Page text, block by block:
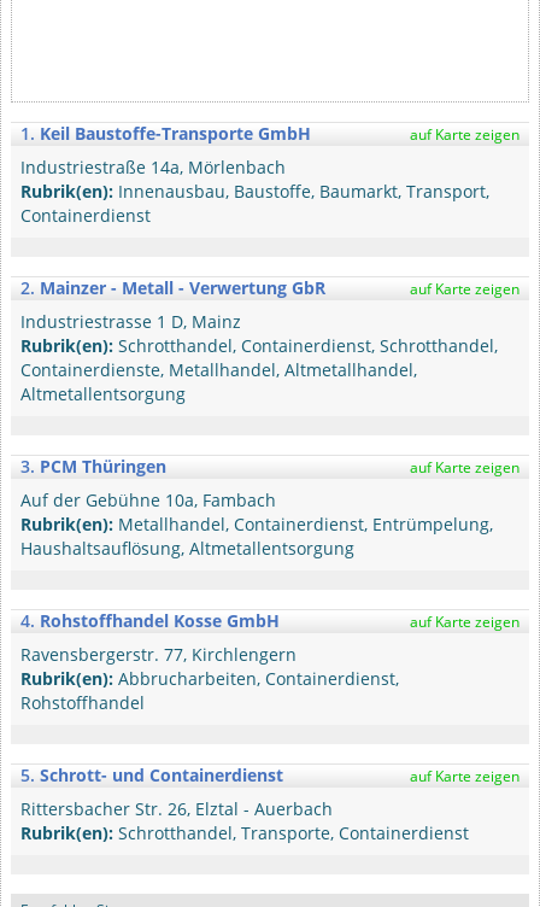
1. Keil Baustoffe-Transporte GmbH auf Karte zeigen
Industriestraße 14a, Mörlenbach
Rubrik(en): Innenausbau, Baustoffe, Baumarkt, Transport,
Containerdienst
2. Mainzer - Metall - Verwertung GbR auf Karte zeigen
Industriestrasse 1 D, Mainz
Rubrik(en): Schrotthandel, Containerdienst, Schrotthandel,
Containerdienste, Metallhandel, Altmetallhandel,
Altmetallentsorgung
3. PCM Thüringen auf Karte zeigen
Auf der Gebühne 10a, Fambach
Rubrik(en): Metallhandel, Containerdienst, Entrümpelung,
Haushaltsauflösung, Altmetallentsorgung
4. Rohstoffhandel Kosse GmbH auf Karte zeigen
Ravensbergerstr. 77, Kirchlengern
Rubrik(en): Abbrucharbeiten, Containerdienst,
Rohstoffhandel
5. Schrott- und Containerdienst auf Karte zeigen
Rittersbacher Str. 26, Elztal - Auerbach
Rubrik(en): Schrotthandel, Transporte, Containerdienst